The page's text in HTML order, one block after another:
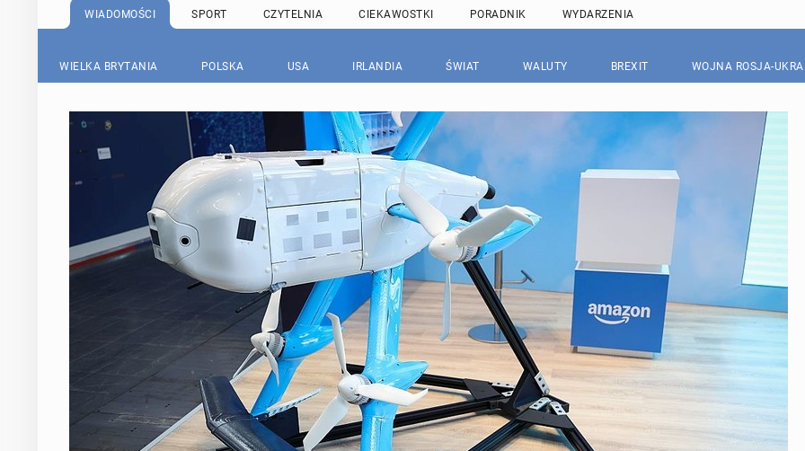
WIADOMOŚCI SPORT CZYTELNIA CIEKAWOSTKI PORADNIK WYDARZENIA
WIELKA BRYTANIA POLSKA USA IRLANDIA ŚWIAT WALUTY BREXIT WOJNA ROSJA-